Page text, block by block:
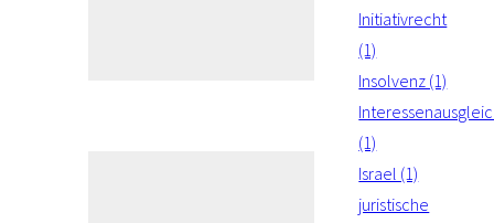
Initiativrecht
(1)
Insolvenz (1)
(1)
Israel (1)
juristische